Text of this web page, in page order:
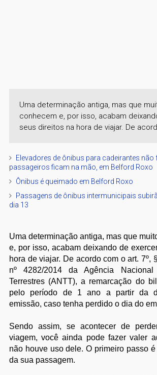
Uma determinação antiga, mas que
conhecem e, por isso, acabam
seus direitos na hora de viajar. De
Elevadores de ônibus para cadeirantes
passageiros ficam na mão, em Belford Roxo
Ônibus é queimado em Belford Roxo
Passagens de ônibus intermunicipais
dia 13
Uma determinação antiga, mas que
e, por isso, acabam deixando de
hora de viajar. De acordo com o art. 7º,
nº 4282/2014 da Agência Nacional
Terrestres (ANTT), a remarcação do
pelo período de 1 ano a partir da
emissão, caso tenha perdido o dia do
Sendo assim, se acontecer de
viagem, você ainda pode fazer valer
não houve uso dele. O primeiro passo
da sua passagem.